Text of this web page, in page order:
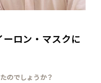
ロン・マスクに
のでしょうか？